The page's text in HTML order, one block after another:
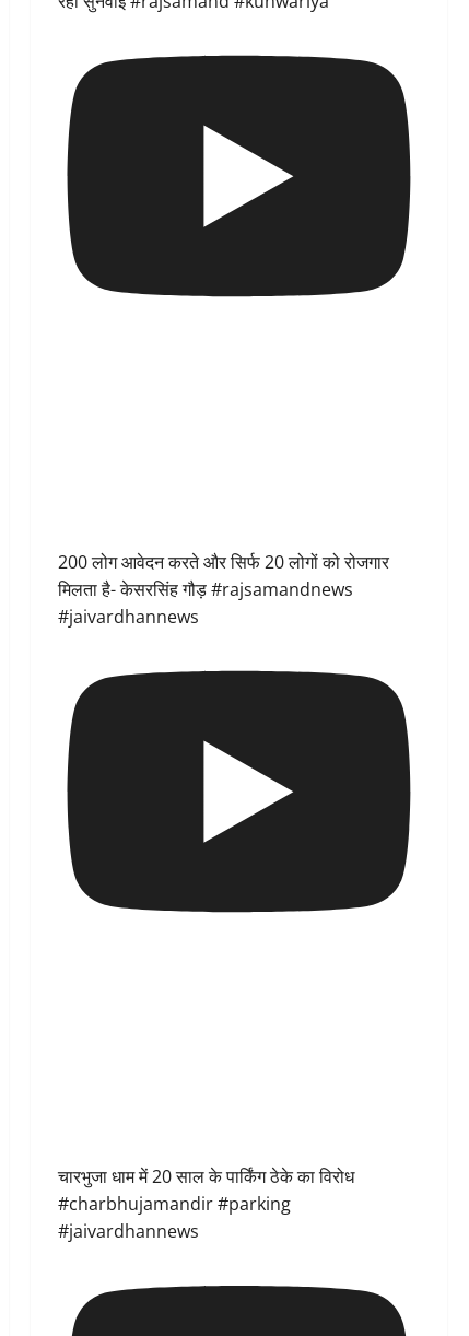
200 लोग आवेदन करते और सिर्फ 20 लोगों को रोजगार
मिलता है- केसरसिंह गौड़ #rajsamandnews
#jaivardhannews
चारभुजा धाम में 20 साल के पार्किंग ठेके का विरोध
#charbhujamandir #parking
#jaivardhannews